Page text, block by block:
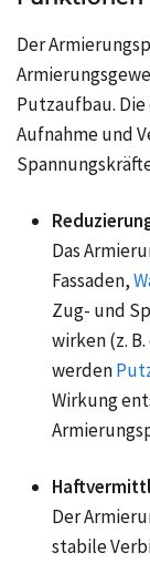
Der
Putzaufbau.
Aufnahme und
Das
Fassaden,
Zug- und
wirken (z.
werden
Wirkung
Der
stabile